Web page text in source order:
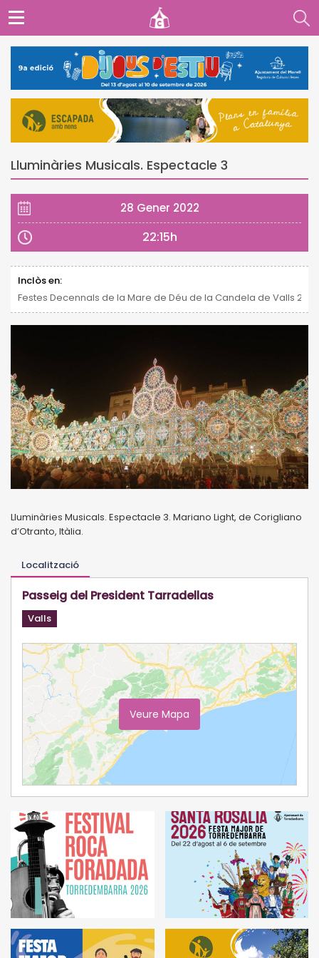
Lluminàries Musicals. Espectacle 3
28 Gener 2022
22:15h
Inclòs en:
Festes Decennals de la Mare de Déu de la Candela de Valls 2021
Lluminàries Musicals. Espectacle 3. Mariano Light, de Corigliano
d’Otranto, Itàlia.
Localització
Passeig del President Tarradellas
Valls
Veure Mapa